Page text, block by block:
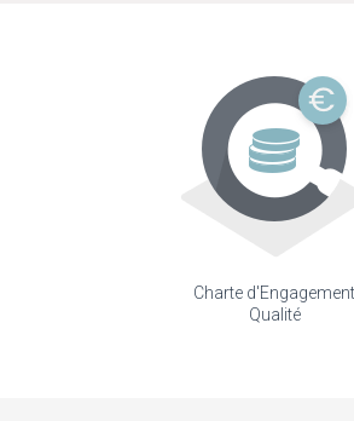
Charte d'Engagement
Qualité